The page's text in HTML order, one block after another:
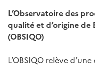
L’Observatoire des
qualité et d’origine de
(OBSIQO)
L’OBSIQO relève